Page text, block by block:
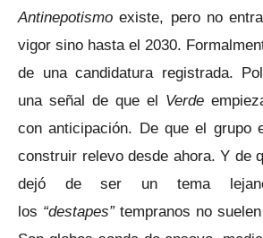
Antinepotismo existe, pero no
vigor sino hasta el 2030.
de una candidatura registrada.
una señal de que el Verde
con anticipación. De que el grupo
construir relevo desde ahora. Y de
dejó de ser un tema
los “destapes” tempranos no